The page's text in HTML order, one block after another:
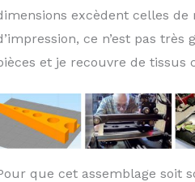
excèdent celles de
ce n’est pas très
et je recouvre de tissus
que cet assemblage soit